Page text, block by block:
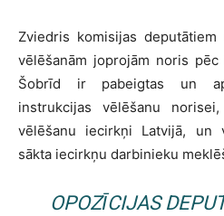
Zviedris komisijas deputātiem
vēlēšanām joprojām noris
Šobrīd ir pabeigtas un
instrukcijas vēlēšanu
vēlēšanu iecirkņi Latvijā, un
sākta iecirkņu darbinieku
OPOZĪCIJAS